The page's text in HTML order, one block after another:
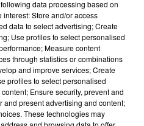
data processing based on
Store and/or access
data to select advertising; Create
Use profiles to select personalised
Measure content
through statistics or combinations
and improve services; Create
profiles to select personalised
Ensure security, prevent and
and present advertising and content;
These technologies may